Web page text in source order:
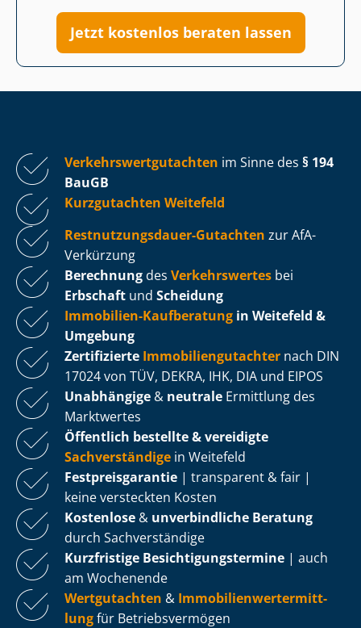
Jetzt kostenlos beraten lassen
Ver­kehrs­wert­gut­ach­ten im Sinne des § 194
BauGB
Kurzgutachten Weitefeld
Rest­nut­zungs­dau­er-Gutachten zur AfA-
Verkürzung
Berechnung des Verkehrswertes bei
Erbschaft und Scheidung
Immobilien-Kaufberatung in Weitefeld &
Umgebung
Zertifizierte Im­mo­bi­li­en­gut­ach­ter nach DIN
17024 von TÜV, DEKRA, IHK, DIA und EIPOS
Unabhängige & neutrale Ermittlung des
Marktwertes
Öffentlich bestellte & vereidigte
Sachverständige in Weitefeld
Fest­preis­ga­ran­tie | transparent & fair |
keine versteckten Kosten
Kostenlose & unverbindliche Beratung
durch Sachverständige
Kurzfristige Be­sich­ti­gungs­ter­mi­ne | auch
am Wochenende
Wertgutachten & Im­mo­bi­li­en­wert­ermitt­
lungfür Be­triebs­ver­mö­gen